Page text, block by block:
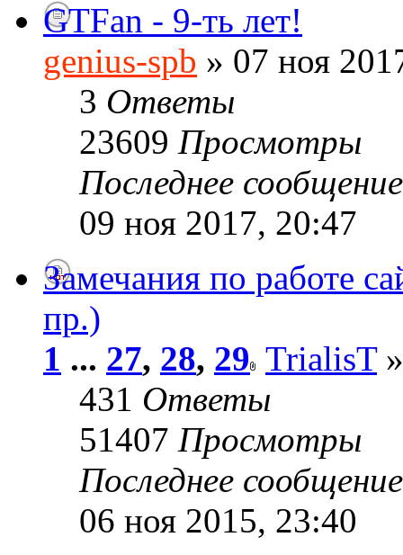
GTFan - 9-ть лет!
genius-spb » 07 ноя
3 Ответы
23609 Просмотры
Последнее
09 ноя 2017, 20:47
Замечания по работе
пр.)
1 ... 27, 28, 29 TrialisT»
431 Ответы
51407 Просмотры
Последнее
06 ноя 2015, 23:40